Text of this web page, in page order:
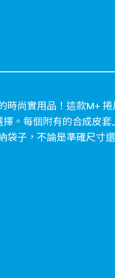
時尚實用品！這款M+
。每個附有的合成皮套
袋子，不論是準確尺寸